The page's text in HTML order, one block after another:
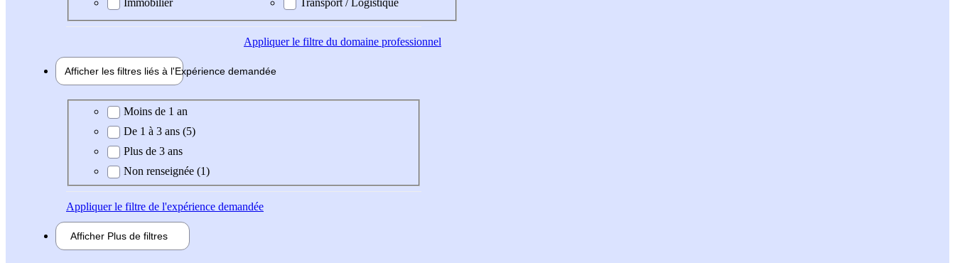
Appliquerle filtre du domaine professionnel
Afficher les filtres liés à l'Expérience demandée
Expérience demandée
Moins de 1 an
De 1 à 3 ans (5)
Plus de 3 ans
Non renseignée (1)
Appliquerle filtre de l'expérience demandée
Afficher Plus de filtres